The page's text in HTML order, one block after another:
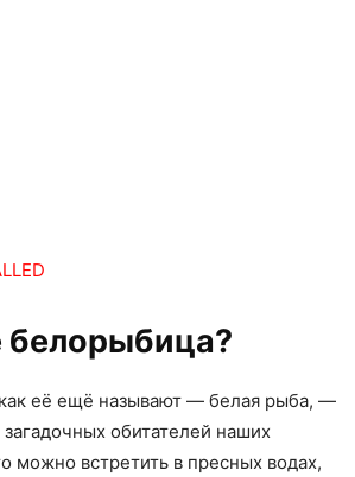
белорыбица?
её ещё называют — белая рыба, —
обитателей наших
можно встретить в пресных водах,